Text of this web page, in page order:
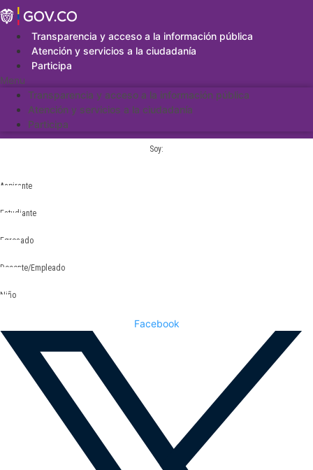
Saltar
al
contenidoTransparencia y acceso a la información pública
Atención y servicios a la ciudadanía
Participa
Menu
Transparencia y acceso a la información pública
Atención y servicios a la ciudadanía
Participa
Soy:
Aspirante
Estudiante
Egresado
Docente/Empleado
Niño
Facebook